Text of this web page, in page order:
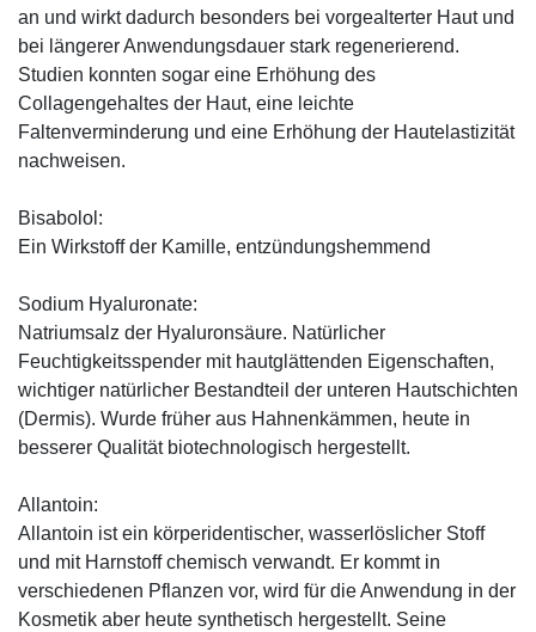
an und wirkt dadurch besonders bei vorgealterter Haut und
bei längerer Anwendungsdauer stark regenerierend.
Studien konnten sogar eine Erhöhung des
Collagengehaltes der Haut, eine leichte
Faltenverminderung und eine Erhöhung der Hautelastizität
nachweisen.
Bisabolol:
Ein Wirkstoff der Kamille, entzündungshemmend
Sodium Hyaluronate:
Natriumsalz der Hyaluronsäure. Natürlicher
Feuchtigkeitsspender mit hautglättenden Eigenschaften,
wichtiger natürlicher Bestandteil der unteren Hautschichten
(Dermis). Wurde früher aus Hahnenkämmen, heute in
besserer Qualität biotechnologisch hergestellt.
Allantoin:
Allantoin ist ein körperidentischer, wasserlöslicher Stoff
und mit Harnstoff chemisch verwandt. Er kommt in
verschiedenen Pflanzen vor, wird für die Anwendung in der
Kosmetik aber heute synthetisch hergestellt. Seine